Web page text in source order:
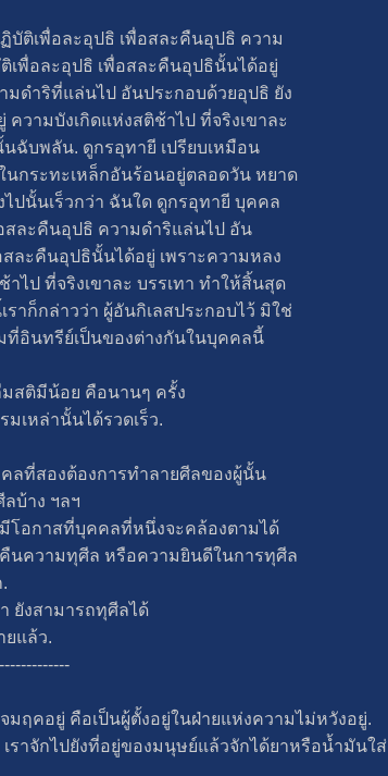
พื่อละอุปธิ เพื่อสละคืนอุปธิ ความ
เพื่อละอุปธิ เพื่อสละคืนอุปธินั้นได้อยู่
มดำริที่แล่นไป อันประกอบด้วยอุปธิ ยัง
วามบังเกิดแห่งสติช้าไป ที่จริงเขาละ
ฉับพลัน. ดูกรอุทายี เปรียบเหมือน
นกระทะเหล็กอันร้อนอยู่ตลอดวัน หยาด
ปนั้นเร็วกว่า ฉันใด ดูกรอุทายี บุคคล
สละคืนอุปธิ ความดำริแล่นไป อัน
ละคืนอุปธินั้นได้อยู่ เพราะความหลง
ไป ที่จริงเขาละ บรรเทา ทำให้สิ้นสุด
ก็กล่าวว่า ผู้อันกิเลสประกอบไว้ มิใช่
ที่อินทรีย์เป็นของต่างกันในบุคคลนี้
สติมีน้อย คือนานๆ ครั้ง
เหล่านั้นได้รวดเร็ว.
สองต้องการทำลายศีลของผู้นั้น
บ้าง ฯลฯ
กาสที่บุคคลที่หนึ่งจะคล้องตามได้
ความทุศีล หรือความยินดีในการทุศีล
งสามารถทุศีลได้
ยแล้ว.
อยู่ คือเป็นผู้ตั้งอยู่ในฝ่ายแห่งความไม่หวังอยู่.
กไปยังที่อยู่ของมนุษย์แล้วจักได้ยาหรือน้ำมันใส่